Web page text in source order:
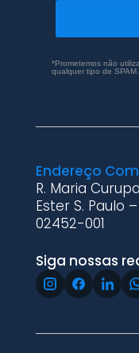
*Prometemos não
qualquer tipo de SPAM.
Endereço
R. Maria
Ester S. Paulo –
02452-001
Siga nossas